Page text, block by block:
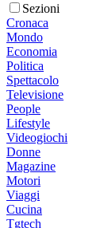
Sezioni
Cronaca
Mondo
Economia
Politica
Spettacolo
Televisione
People
Lifestyle
Videogiochi
Donne
Magazine
Motori
Viaggi
Cucina
Tgtech